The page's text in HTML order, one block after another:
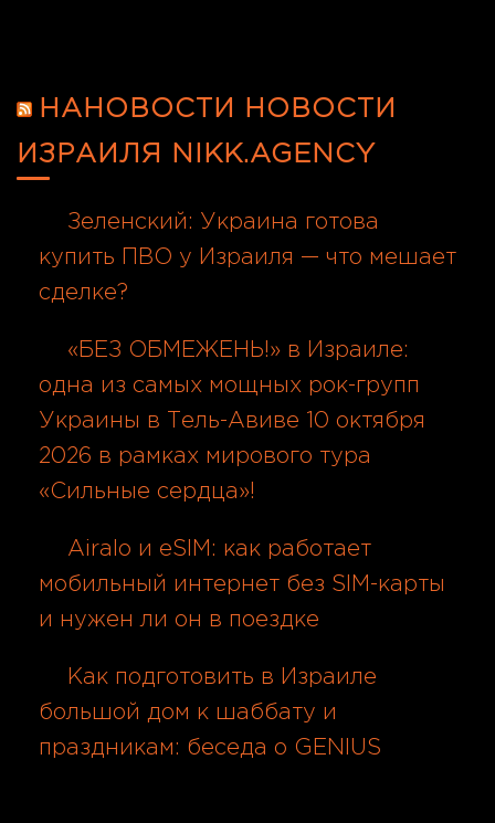
НАНОВОСТИ НОВОСТИ
ИЗРАИЛЯ NIKK.AGENCY
Зеленский: Украина готова
купить ПВО у Израиля — что мешает
сделке?
«БЕЗ ОБМЕЖЕНЬ!» в Израиле:
одна из самых мощных рок-групп
Украины в Тель-Авиве 10 октября
2026 в рамках мирового тура
«Сильные сердца»!
Airalo и eSIM: как работает
мобильный интернет без SIM-карты
и нужен ли он в поездке
Как подготовить в Израиле
большой дом к шаббату и
праздникам: беседа о GENIUS